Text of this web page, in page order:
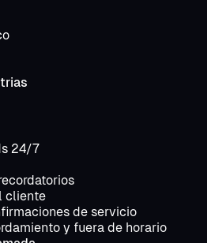
24/7
cliente
de servicio
y fuera de horario